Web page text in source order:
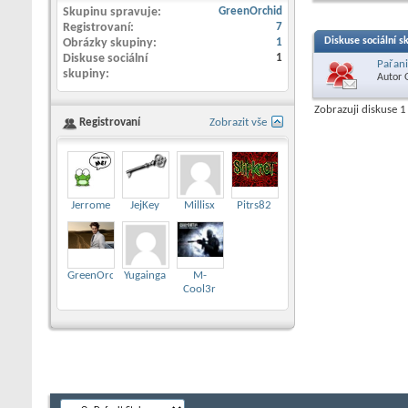
Diskuse sociální
Pařani
Autor
Zobrazuji diskuse 1
Skupinu spravuje GreenOrchid
Registrovaní 7
Obrázky skupiny 1
Diskuse sociální
skupiny
1
Zobrazit vše
Registrovaní
Jerrome JejKey Millisx Pitrs82
GreenOrchidYugainga
M-
Cool3r